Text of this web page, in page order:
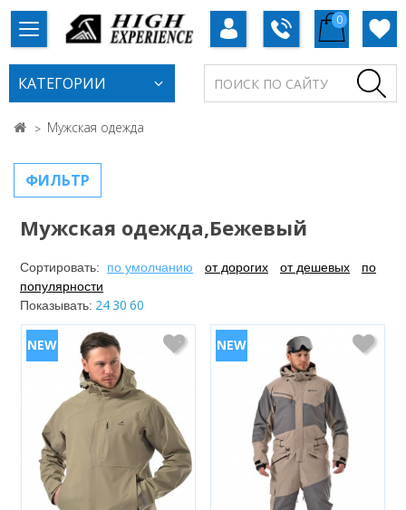
0
КАТЕГОРИИ
Мужская одежда
ФИЛЬТР
Мужская одежда,Бежевый
Сортировать: по умолчанию от дорогих от дешевых
по
популярности
Показывать: 2430 60